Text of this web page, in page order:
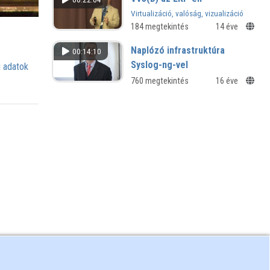
adatok
Virtualizáció, valóság, vizualizáció
3D-ben
184 megtekintés 14 éve
00:14:10
Naplózó infrastruktúra
Syslog-ng-vel
760 megtekintés 16 éve